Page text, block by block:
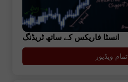
انسٹا فاریکس کے ساتھ ٹریڈنگ
تمام ویڈیوز